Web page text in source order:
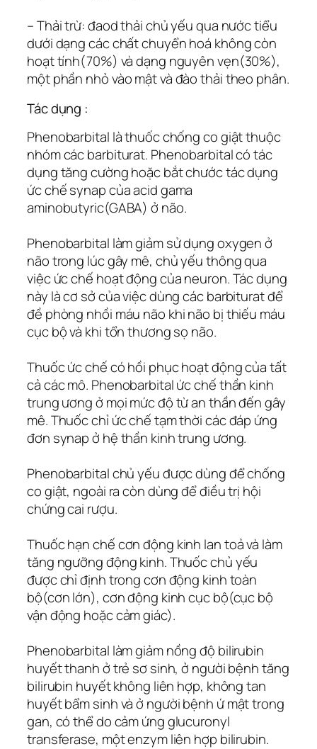
– Thải trừ: đaod thải chủ yếu qua nước tiểu
dưới dạng các chất chuyển hoá không còn
hoạt tính(70%) và dạng nguyên vẹn(30%),
một phần nhỏ vào mật và đào thải theo phân.
Tác dụng :
Phenobarbital là thuốc chống co giật thuộc
nhóm các barbiturat. Phenobarbital có tác
dụng tăng cường hoặc bắt chước tác dụng
ức chế synap của acid gama
aminobutyric(GABA) ở não.
Phenobarbital làm giảm sử dụng oxygen ở
não trong lúc gây mê, chủ yếu thông qua
việc ức chế hoạt động của neuron. Tác dụng
này là cơ sở của việc dùng các barbiturat để
đề phòng nhồi máu não khi não bị thiếu máu
cục bộ và khi tổn thương sọ não.
Thuốc ức chế có hồi phục hoạt động của tất
cả các mô. Phenobarbital ức chế thần kinh
trung ương ở mọi mức độ từ an thần đến gây
mê. Thuốc chỉ ức chế tạm thời các đáp ứng
đơn synap ở hệ thần kinh trung ương.
Phenobarbital chủ yếu được dùng để chống
co giật, ngoài ra còn dùng để điều trị hội
chứng cai rượu.
Thuốc hạn chế cơn động kinh lan toả và làm
tăng ngưỡng động kinh. Thuốc chủ yếu
được chỉ định trong cơn động kinh toàn
bộ(cơn lớn), cơn động kinh cục bộ(cục bộ
vận động hoặc cảm giác).
Phenobarbital làm giảm nồng độ bilirubin
huyết thanh ở trẻ sơ sinh, ở người bệnh tăng
bilirubin huyết không liên hợp, không tan
huyết bẩm sinh và ở người bệnh ứ mật trong
gan, có thể do cảm ứng glucuronyl
transferase, một enzym liên hợp bilirubin.